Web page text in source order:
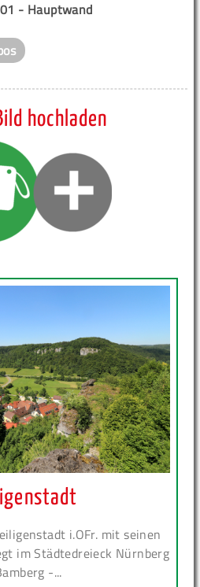
- Hauptwand
hochladen
i.OFr. mit seinen
im Städtedreieck Nürnberg
-...